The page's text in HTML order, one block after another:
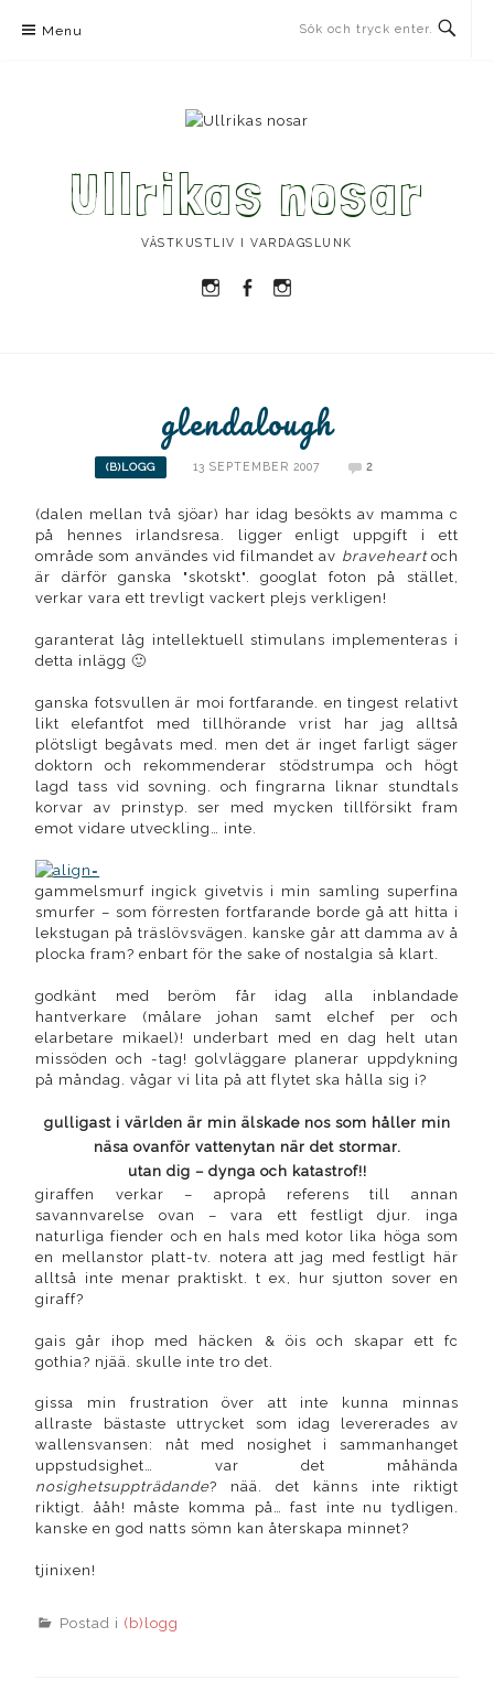
Menu
Ullrikas nosar
VÄSTKUSTLIV I VARDAGSLUNK
Instagram
Facebook
glendalough
(B)LOGG 13 SEPTEMBER 2007 2
(dalen mellan två sjöar) har idag besökts av mamma c
på hennes irlandsresa. ligger enligt uppgift i ett
område som användes vid filmandet av braveheartoch
är därför ganska "skotskt". googlat foton på stället,
verkar vara ett trevligt vackert plejs verkligen!
garanterat låg intellektuell stimulans implementeras i
detta inlägg 🙂
ganska fotsvullen är moi fortfarande. en tingest relativt
likt elefantfot med tillhörande vrist har jag alltså
plötsligt begåvats med. men det är inget farligt säger
doktorn och rekommenderar stödstrumpa och högt
lagd tass vid sovning. och fingrarna liknar stundtals
korvar av prinstyp. ser med mycken tillförsikt fram
emot vidare utveckling… inte.
gammelsmurf ingick givetvis i min samling superfina
smurfer – som förresten fortfarande borde gå att hitta i
lekstugan på träslövsvägen. kanske går att damma av å
plocka fram? enbart för the sake of nostalgia så klart.
godkänt med beröm får idag alla inblandade
hantverkare (målare johan samt elchef per och
elarbetare mikael)! underbart med en dag helt utan
missöden och -tag! golvläggare planerar uppdykning
på måndag. vågar vi lita på att flytet ska hålla sig i?
gulligast i världen är min älskade nos som håller min
näsa ovanför vattenytan när det stormar.
utan dig – dynga och katastrof!!
giraffen verkar – apropå referens till annan
savannvarelse ovan – vara ett festligt djur. inga
naturliga fiender och en hals med kotor lika höga som
en mellanstor platt-tv. notera att jag med festligt här
alltså inte menar praktiskt. t ex, hur sjutton sover en
giraff?
gais går ihop med häcken & öis och skapar ett fc
gothia? njää. skulle inte tro det.
gissa min frustration över att inte kunna minnas
allraste bästaste uttrycket som idag levererades av
wallensvansen: nåt med nosighet i sammanhanget
uppstudsighet… var det måhända
nosighetsuppträdande? nää. det känns inte riktigt
riktigt. ååh! måste komma på… fast inte nu tydligen.
kanske en god natts sömn kan återskapa minnet?
tjinixen!
Postad i (b)logg